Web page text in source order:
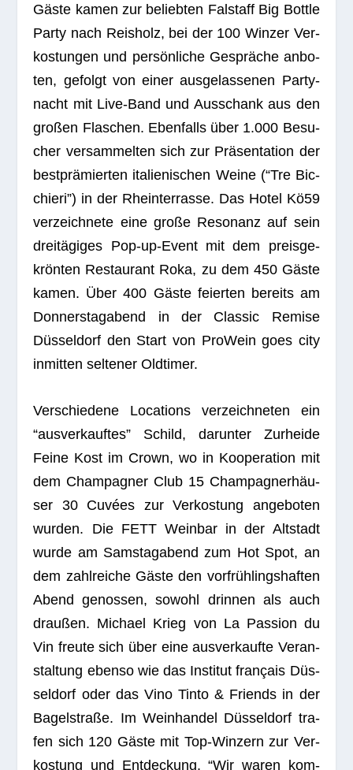
Gäste kamen zur belieb­ten Fal­staff Big Bot­tle
Party nach Reis­holz, bei der 100 Win­zer Ver­
kos­tun­gen und per­sön­li­che Gesprä­che anbo­
ten, gefolgt von einer aus­ge­las­se­nen Par­ty­
nacht mit Live-Band und Aus­schank aus den
gro­ßen Fla­schen. Eben­falls über 1.000 Besu­
cher ver­sam­mel­ten sich zur Prä­sen­ta­tion der
best­prä­mier­ten ita­lie­ni­schen Weine (“Tre Bic­
chieri”) in der Rhein­ter­rasse. Das Hotel Kö59
ver­zeich­nete eine große Reso­nanz auf sein
drei­tä­gi­ges Pop-up-Event mit dem preis­ge­
krön­ten Restau­rant Roka, zu dem 450 Gäste
kamen. Über 400 Gäste fei­er­ten bereits am
Don­ners­tag­abend in der Clas­sic Remise
Düs­sel­dorf den Start von Pro­Wein goes city
inmit­ten sel­te­ner Oldtimer.
Ver­schie­dene Loca­ti­ons ver­zeich­ne­ten ein
“aus­ver­kauf­tes” Schild, dar­un­ter Zur­heide
Feine Kost im Crown, wo in Koope­ra­tion mit
dem Cham­pa­gner Club 15 Cham­pa­gner­häu­
ser 30 Cuvées zur Ver­kos­tung ange­bo­ten
wur­den. Die FETT Wein­bar in der Alt­stadt
wurde am Sams­tag­abend zum Hot Spot, an
dem zahl­rei­che Gäste den vor­früh­lings­haf­ten
Abend genos­sen, sowohl drin­nen als auch
drau­ßen. Michael Krieg von La Pas­sion du
Vin freute sich über eine aus­ver­kaufte Ver­an­
stal­tung ebenso wie das Insti­tut fran­çais Düs­
sel­dorf oder das Vino Tinto & Fri­ends in der
Bagel­straße. Im Wein­han­del Düs­sel­dorf tra­
fen sich 120 Gäste mit Top-Win­zern zur Ver­
kos­tung und Ent­de­ckung. “Wir waren kom­